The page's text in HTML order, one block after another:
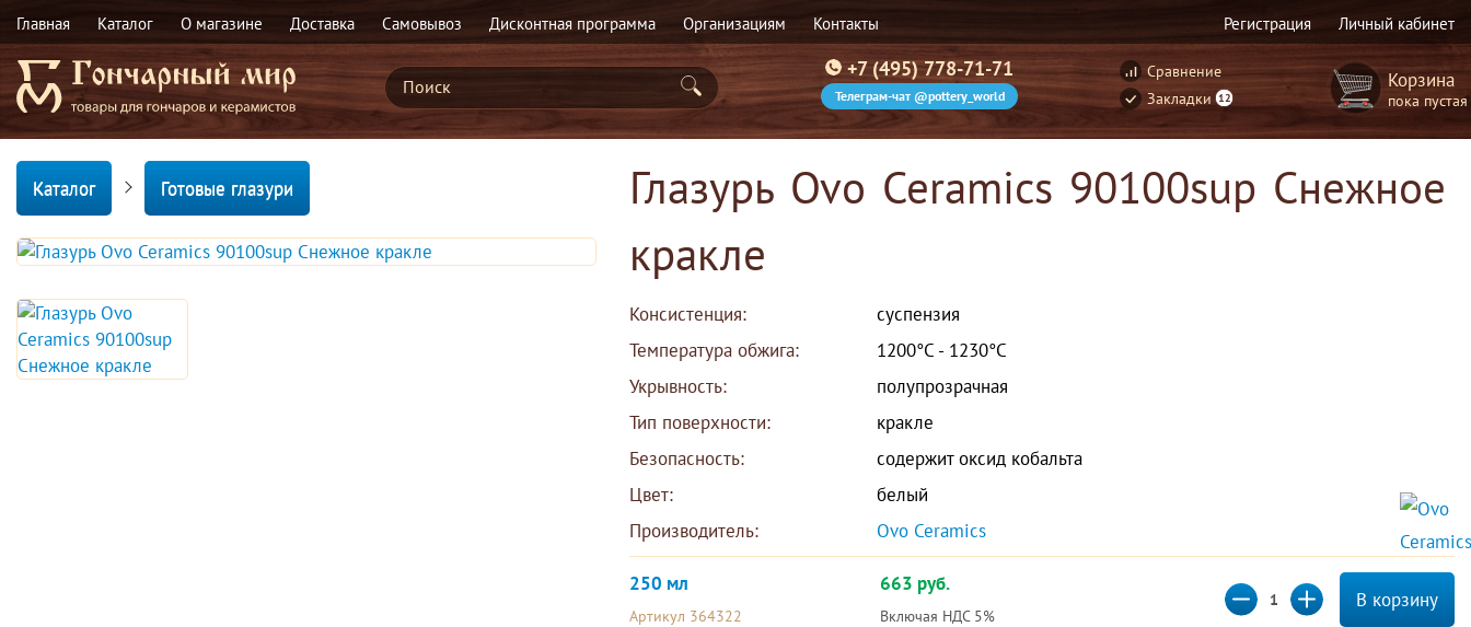
Главная Каталог О магазине Доставка Самовывоз Дисконтная программа Организациям Контакты Регистрация Личный кабинет
+7 (495) 778-71-71
Телеграм-чат @pottery_world
Сравнение
Закладки12
Корзина
пока пустая
Каталог Готовые глазури
Глазурь Ovo Ceramics 90100sup Снежное
кракле
Консистенция:
суспензия
Температура обжига:
1200°С - 1230°С
Укрывность:
полупрозрачная
Тип поверхности:
кракле
Безопасность:
содержит оксид кобальта
Цвет:
белый
Производитель:
Ovo Ceramics
250 мл
Артикул 364322
663 руб.
Включая НДС 5%
В корзину